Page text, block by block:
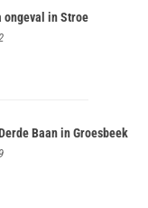
ongeval in Stroe
Baan in Groesbeek